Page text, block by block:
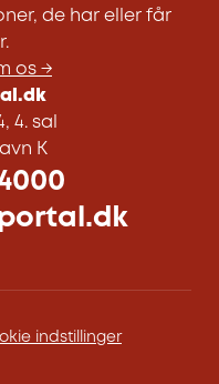
de har eller får
os →
4. sal
K
indstillinger